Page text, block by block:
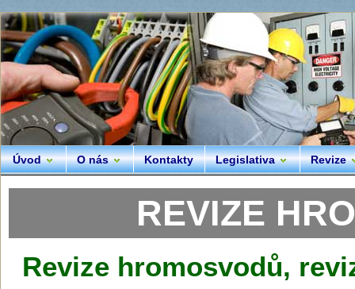
Úvod O nás Kontakty Legislativa Revize
REVIZE
Revize hromosvodů,